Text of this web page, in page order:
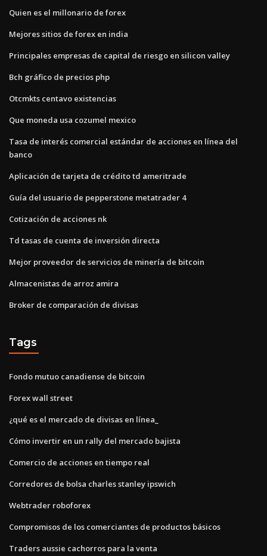
Quien es el millonario de forex
Mejores sitios de forex en india
Principales empresas de capital de riesgo en silicon valley
Bch gráfico de precios php
Otcmkts centavo existencias
Que moneda usa cozumel mexico
Tasa de interés comercial estándar de acciones en línea del
banco
Aplicación de tarjeta de crédito td ameritrade
Guía del usuario de pepperstone metatrader 4
Cotización de acciones nk
Td tasas de cuenta de inversión directa
Mejor proveedor de servicios de minería de bitcoin
Almacenistas de arroz amira
Broker de comparación de divisas
Tags
Fondo mutuo canadiense de bitcoin
Forex wall street
¿qué es el mercado de divisas en línea_
Cómo invertir en un rally del mercado bajista
Comercio de acciones en tiempo real
Corredores de bolsa charles stanley ipswich
Webtrader roboforex
Compromisos de los comerciantes de productos básicos
Traders aussie cachorros para la venta